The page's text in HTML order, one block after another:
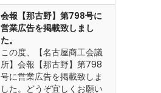
会報【那古野】第798号に
営業広告を掲載致しまし
た。
この度、【名古屋商工会議
所】会報【那古野】第798
号に営業広告を掲載致しま
した。どうぞ宜しくお願い